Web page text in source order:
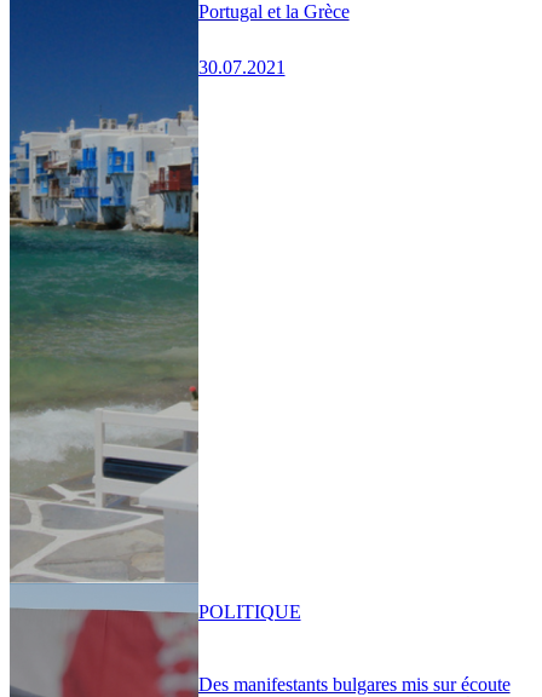
Portugal et la Grèce
30.07.2021
Des manifestants bulgares mis sur écoute
POLITIQUE